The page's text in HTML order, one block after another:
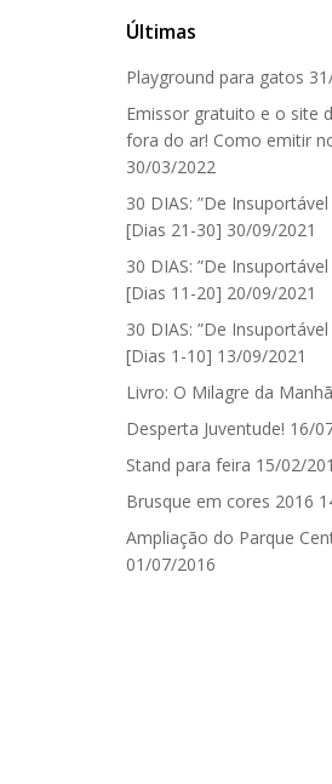
Últimas
Playground para gatos
Emissor gratuito e o site
fora do ar! Como emitir
30/03/2022
30 DIAS: ”De
[Dias 21-30] 30/09/2021
30 DIAS: ”De
[Dias 11-20] 20/09/2021
30 DIAS: ”De
[Dias 1-10] 13/09/2021
Livro: O Milagre da Manhã
Desperta Juventude! 16/
Stand para feira 15/02/
Brusque em cores 2016
Ampliação do Parque
01/07/2016